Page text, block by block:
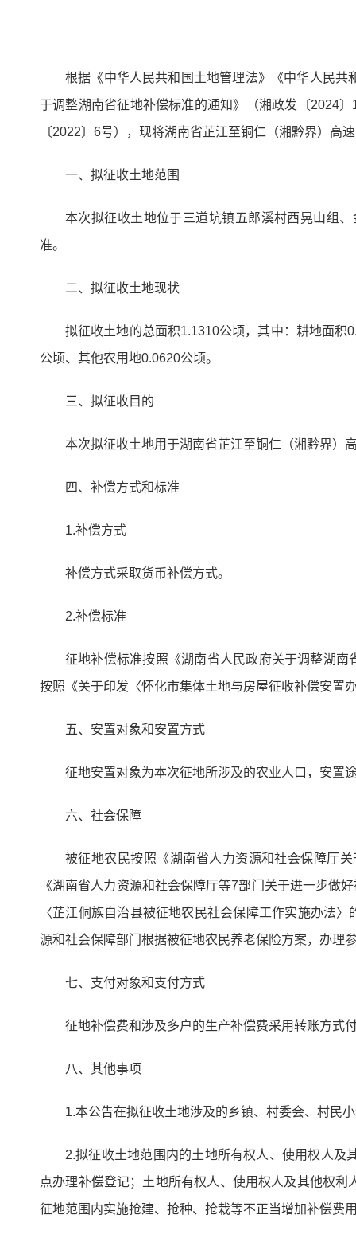
根据《中华人民共和国土地管理法》《中华人民
于调整湖南省征地补偿标准的通知》（湘政发〔2024
〔2022〕6号），现将湖南省芷江至铜仁（湘黔界）高
一、拟征收土地范围
本次拟征收土地位于三道坑镇五郎溪村西晃山组
准。
二、拟征收土地现状
拟征收土地的总面积1.1310公顷，其中：耕地面
公顷、其他农用地0.0620公顷。
三、拟征收目的
本次拟征收土地用于湖南省芷江至铜仁（湘黔界）
四、补偿方式和标准
1.补偿方式
补偿方式采取货币补偿方式。
2.补偿标准
征地补偿标准按照《湖南省人民政府关于调整湖
按照《关于印发〈怀化市集体土地与房屋征收补偿安置
五、安置对象和安置方式
征地安置对象为本次征地所涉及的农业人口，安置
六、社会保障
被征地农民按照《湖南省人力资源和社会保障厅
《湖南省人力资源和社会保障厅等7部门关于进一步做
〈芷江侗族自治县被征地农民社会保障工作实施办法
源和社会保障部门根据被征地农民养老保险方案，办理
七、支付对象和支付方式
征地补偿费和涉及多户的生产补偿费采用转账方式
八、其他事项
1.本公告在拟征收土地涉及的乡镇、村委会、村民
2.拟征收土地范围内的土地所有权人、使用权人
点办理补偿登记；土地所有权人、使用权人及其他权
征地范围内实施抢建、抢种、抢栽等不正当增加补偿费